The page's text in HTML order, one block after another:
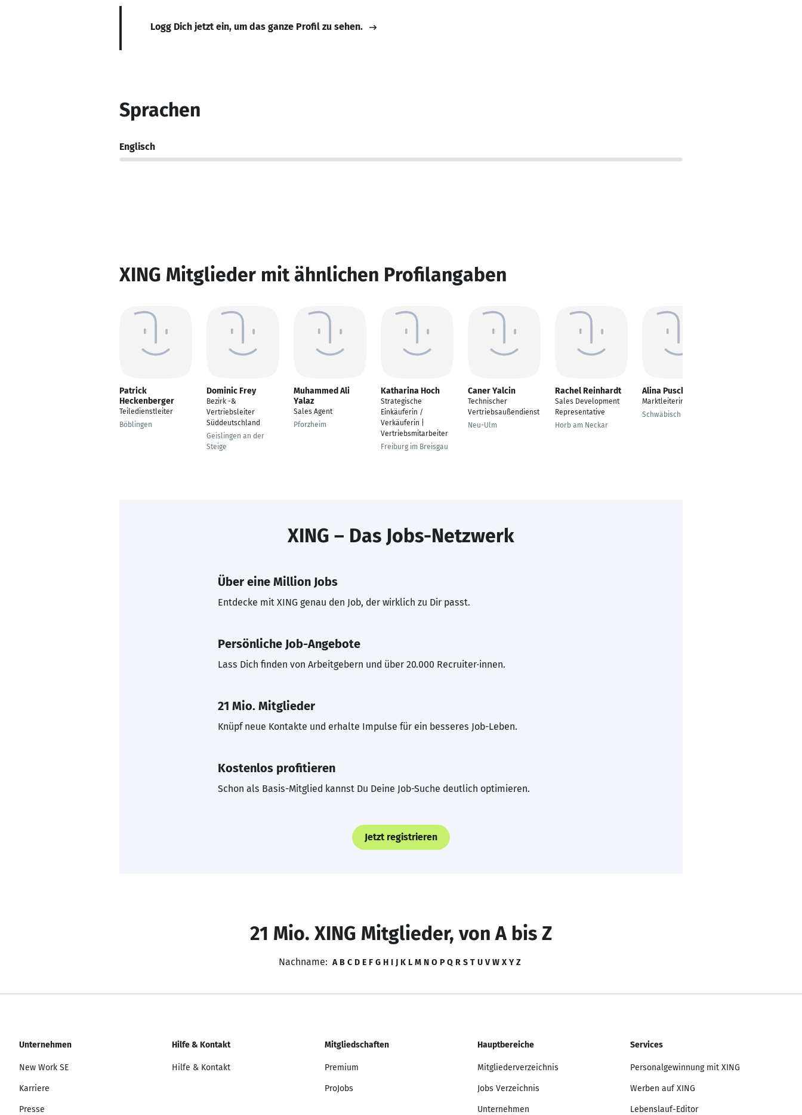
Logg Dich jetzt ein, um das ganze Profil zu sehen.
Sprachen
Englisch
XING Mitglieder mit ähnlichen Profilangaben
Patrick
Heckenberger
Teiledienstleiter
Böblingen
Dominic Frey
Bezirk -&
Vertriebsleiter
Süddeutschland
Geislingen an der
Steige
Muhammed Ali
Yalaz
Sales Agent
Pforzheim
Katharina Hoch
Strategische
Einkäuferin /
Verkäuferin |
Vertriebsmitarbeiter
Freiburg im Breisgau
Caner Yalcin
Technischer
Vertriebsaußendienst
Neu-Ulm
Rachel Reinhardt
Sales Development
Representative
Horb am Neckar
Alina Pusch
Marktleiterin
Schwäbisch Hall
XING – Das Jobs-Netzwerk
Über eine Million Jobs
Entdecke mit XING genau den Job, der wirklich zu Dir passt.
Persönliche Job-Angebote
Lass Dich finden von Arbeitgebern und über 20.000 Recruiter·innen.
21 Mio. Mitglieder
Knüpf neue Kontakte und erhalte Impulse für ein besseres Job-Leben.
Kostenlos profitieren
Schon als Basis-Mitglied kannst Du Deine Job-Suche deutlich optimieren.
Jetzt registrieren
21 Mio. XING Mitglieder, von A bis Z
Nachname: A B C D E F G H I J K L M N O P Q R S T U V W X Y Z
Unternehmen
New Work SE
Karriere
Presse
Hilfe & Kontakt
Hilfe & Kontakt
Mitgliedschaften
Premium
ProJobs
Hauptbereiche
Mitgliederverzeichnis
Jobs Verzeichnis
Unternehmen
Services
Personalgewinnung mit XING
Werben auf XING
Lebenslauf-Editor